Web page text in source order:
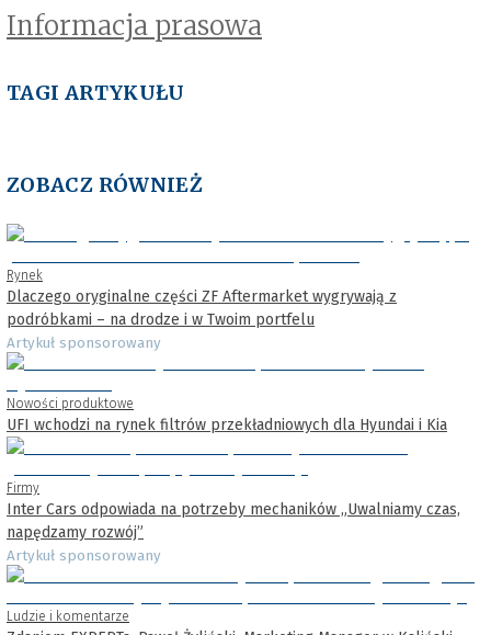
Informacja prasowa
TAGI ARTYKUŁU
ZOBACZ RÓWNIEŻ
Rynek
Dlaczego oryginalne części ZF Aftermarket wygrywają z
podróbkami – na drodze i w Twoim portfelu
Artykuł sponsorowany
Nowości produktowe
UFI wchodzi na rynek filtrów przekładniowych dla Hyundai i Kia
Firmy
Inter Cars odpowiada na potrzeby mechaników „Uwalniamy czas,
napędzamy rozwój”
Artykuł sponsorowany
Ludzie i komentarze